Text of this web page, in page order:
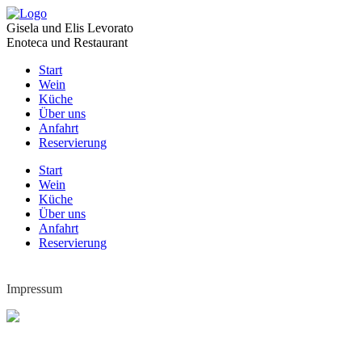
Gisela und Elis Levorato
Enoteca und Restaurant
Start
Wein
Küche
Über uns
Anfahrt
Reservierung
Start
Wein
Küche
Über uns
Anfahrt
Reservierung
Impressum